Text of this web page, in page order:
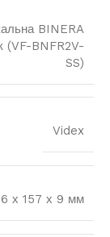
BINERA
(VF-BNFR2V-
SS)
Videx
х 157 х 9 мм